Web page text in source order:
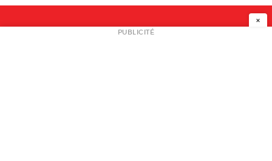
NEWSLETTER
×
PUBLICITÉ